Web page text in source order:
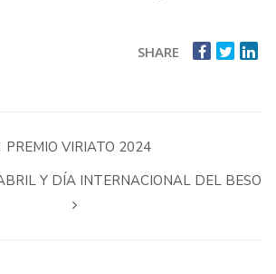
SHARE
PREMIO VIRIATO 2024
Y DÍA INTERNACIONAL DEL BESO